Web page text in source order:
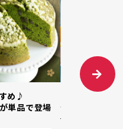
め♪
単品で登場
すこやかオレ
登場！